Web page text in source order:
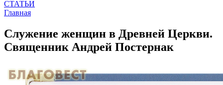
СТАТЬИ
Главная
Служение женщин в Древней Церкви.
Священник Андрей Постернак